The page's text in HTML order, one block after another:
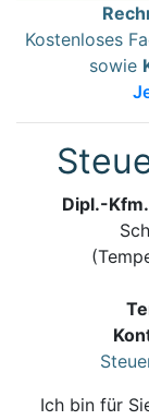
Kostenloses
sowie
Dipl.-
Ich bin für